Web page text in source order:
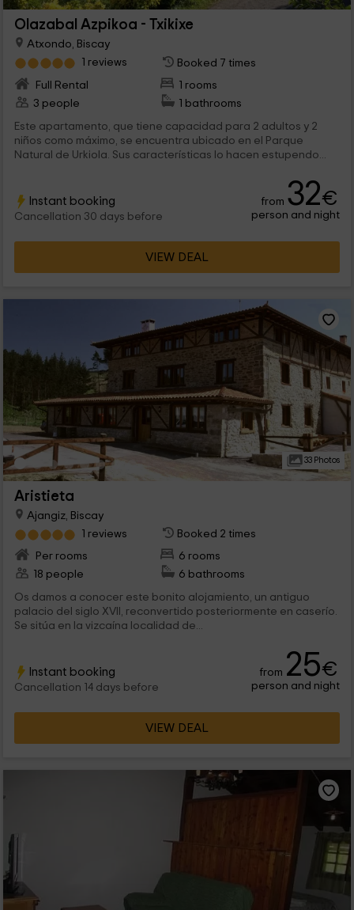
Olazabal Azpikoa - Txikixe
Atxondo, Biscay
1 reviews
Booked 7 times
Full Rental
1 rooms
3 people
1 bathrooms
Este apartamento, que tiene capacidad para 2 adultos y 2
niños como máximo, se encuentra ubicado en el Parque
Natural de Urkiola. Sus características lo hacen estupendo...
Instant booking
Cancellation 30 days before
from 32€
person and night
VIEW DEAL
33 Photos
Aristieta
Ajangiz, Biscay
1 reviews
Booked 2 times
Per rooms
6 rooms
18 people
6 bathrooms
Os damos a conocer este bonito alojamiento, un antiguo
palacio del siglo XVII, reconvertido posteriormente en caserío.
Se sitúa en la vizcaína localidad de...
Instant booking
Cancellation 14 days before
from 25€
person and night
VIEW DEAL